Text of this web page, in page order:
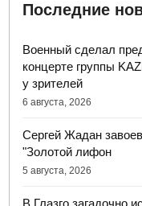
Последние
Военный сделал
концерте группы
у зрителей
6 августа, 2026
Сергей Жадан
"Золотой лифон
5 августа, 2026